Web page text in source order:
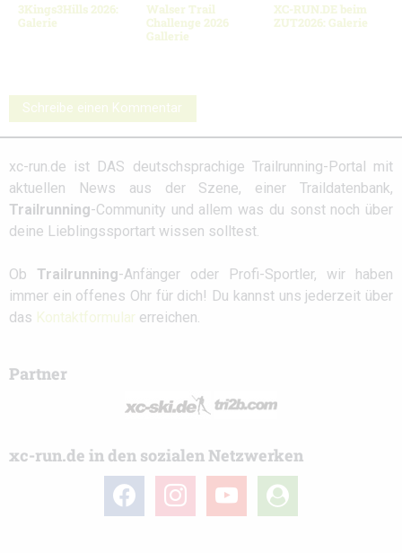
3Kings3Hills 2026:
Galerie
Walser Trail
Challenge 2026
Gallerie
XC-RUN.DE beim
ZUT2026: Galerie
Schreibe einen Kommentar
xc-run.de ist DAS deutschsprachige Trailrunning-Portal mit
aktuellen News aus der Szene, einer Traildatenbank,
Trailrunning-Community und allem was du sonst noch über
deine Lieblingssportart wissen solltest.
Ob Trailrunning-Anfänger oder Profi-Sportler, wir haben
immer ein offenes Ohr für dich! Du kannst uns jederzeit über
das Kontaktformular erreichen.
Partner
xc-run.de in den sozialen Netzwerken
facebook instagramyoutube
user-
circle